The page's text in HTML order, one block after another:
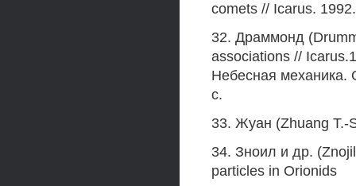
comets // Icarus.
32. Драммонд
associations //
Небесная механика.
с.
33. Жуан (Zhuang T.-
34. Зноил и др.
particles in Orionids